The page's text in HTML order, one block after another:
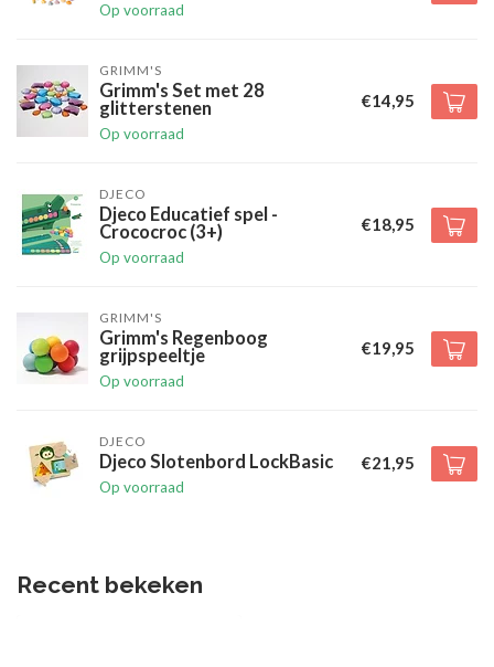
Op voorraad
GRIMM'S
Grimm's Set met 28
glitterstenen
Op voorraad
€14,95
DJECO
Djeco Educatief spel -
Crococroc (3+)
Op voorraad
€18,95
GRIMM'S
Grimm's Regenboog
grijpspeeltje
Op voorraad
€19,95
DJECO
Djeco Slotenbord LockBasic
Op voorraad
€21,95
Recent bekeken